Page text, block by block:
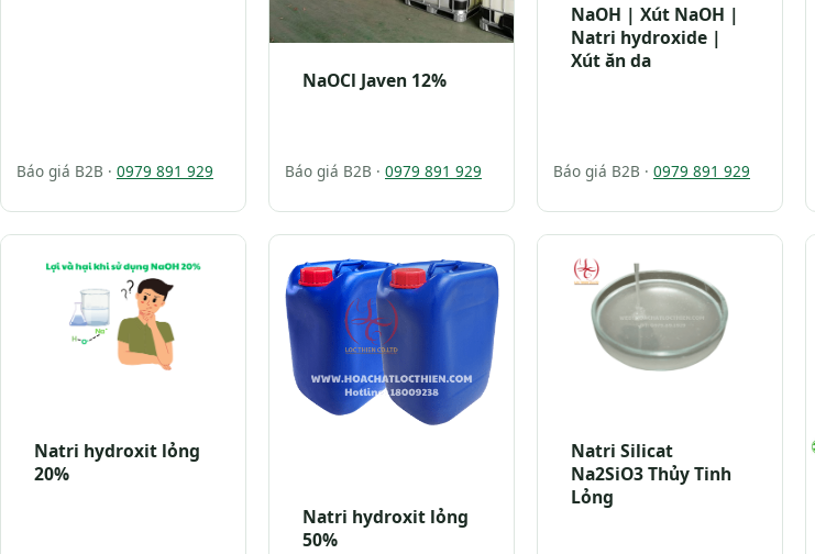
Báo giá B2B · 0979 891 929
NaOCl Javen 12%
Báo giá B2B · 0979 891 929
NaOH | Xút NaOH |
Natri hydroxide |
Xút ăn da
Báo giá B2B · 0979 891 929
Natri hydroxit lỏng
20%
Natri hydroxit lỏng
50%
Natri Silicat
Na2SiO3 Thủy Tinh
Lỏng